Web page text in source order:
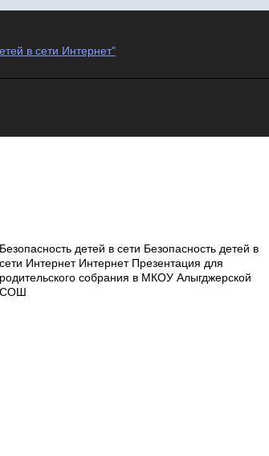
в сети Интернет"
Безопасность детей в сети Безопасность детей в
сети Интернет Интернет Презентация для
родительского собрания в МКОУ Алыгджерской
СОШ